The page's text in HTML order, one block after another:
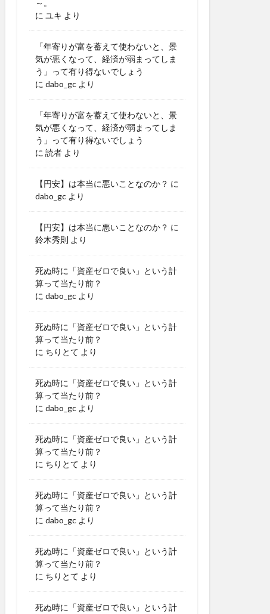
～。
に ユキ より
「年寄りが富を蓄えて使わないと、景
気が悪くなって、経済が弱まってしま
う」って有り得ないでしょう
に dabo_gc より
「年寄りが富を蓄えて使わないと、景
気が悪くなって、経済が弱まってしま
う」って有り得ないでしょう
に 読者 より
【円安】は本当に悪いことなのか？ に
dabo_gc より
【円安】は本当に悪いことなのか？ に
鈴木秀則 より
死ぬ時に「資産ゼロで良い」という計
算って当たり前？
に dabo_gc より
死ぬ時に「資産ゼロで良い」という計
算って当たり前？
に ちりとて より
死ぬ時に「資産ゼロで良い」という計
算って当たり前？
に dabo_gc より
死ぬ時に「資産ゼロで良い」という計
算って当たり前？
に ちりとて より
死ぬ時に「資産ゼロで良い」という計
算って当たり前？
に dabo_gc より
死ぬ時に「資産ゼロで良い」という計
算って当たり前？
に ちりとて より
死ぬ時に「資産ゼロで良い」という計